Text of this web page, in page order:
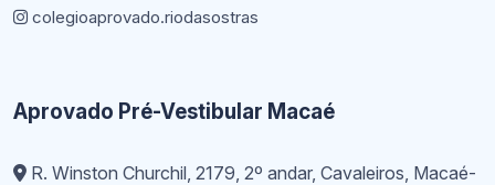
colegioaprovado.riodasostras
Aprovado Pré-Vestibular Macaé
R. Winston Churchil, 2179, 2º andar, Cavaleiros, Macaé-